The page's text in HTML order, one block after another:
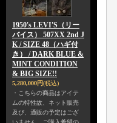
1950's LEVI'S（リー
バイス） 507XX 2nd J
K / SIZE 48（ハギ付
き） / DARK BLUE &
MINT CONDITION
& BIG SIZE!!
5,280,000円(税込)
・こちらの商品はアイテ
ムの特性故、ネット販売
及び、通販の予定はござ